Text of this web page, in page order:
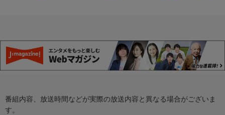
番組内容、放送時間などが実際の放送内容と異なる場合がございま
す。